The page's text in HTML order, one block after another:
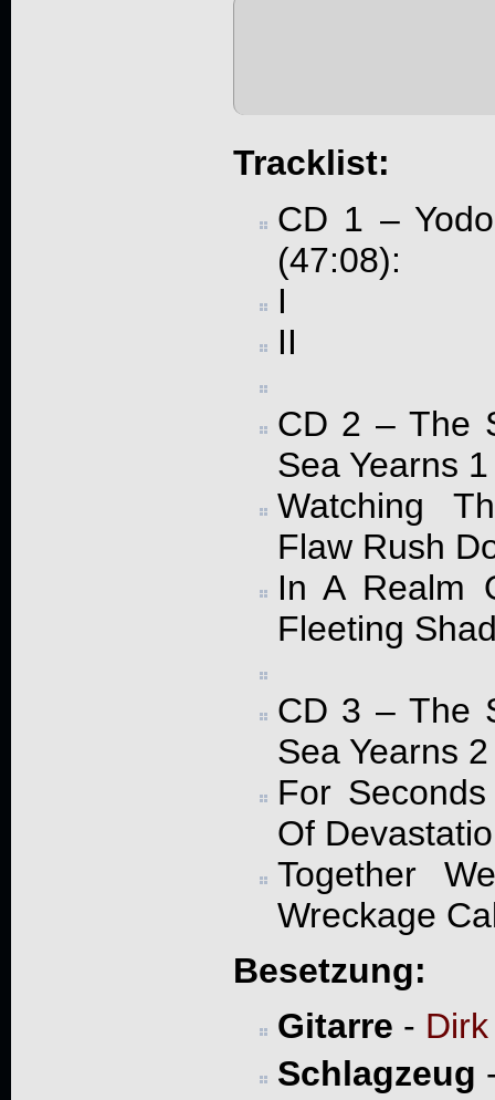
Tracklist:
CD 1 –
(47:08):
I
II
CD 2 – The
Sea Yearns
Watching
Flaw Rush
In A Realm
Fleeting
CD 3 – The
Sea Yearns
For
Of
Together
Wreckage
Besetzung:
Gitarre -
Schlagzeug